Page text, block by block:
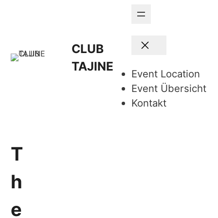
CLUB
TAJINE
Event Location
Event Übersicht
Kontakt
T
h
e